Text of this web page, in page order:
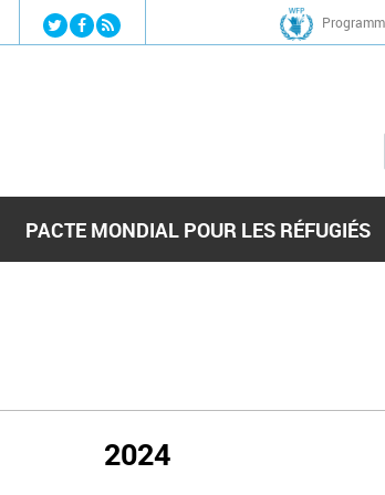
Jump to navigation
PACTE MONDIAL POUR LES RÉFUGIÉS
2024